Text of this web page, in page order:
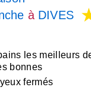
à DIVES
les meilleurs
bonnes
fermés